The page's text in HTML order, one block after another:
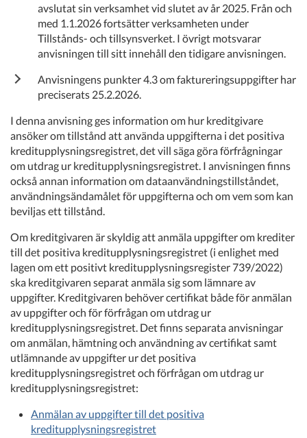
avslutat sin verksamhet vid slutet av år 2025. Från och
med 1.1.2026 fortsätter verksamheten under
Tillstånds- och tillsynsverket. I övrigt motsvarar
anvisningen till sitt innehåll den tidigare anvisningen.
Anvisningens punkter 4.3 om faktureringsuppgifter har
preciserats 25.2.2026.
I denna anvisning ges information om hur kreditgivare
ansöker om tillstånd att använda uppgifterna i det positiva
kreditupplysningsregistret, det vill säga göra förfrågningar
om utdrag ur kreditupplysningsregistret. I anvisningen finns
också annan information om dataanvändningstillståndet,
användningsändamålet för uppgifterna och om vem som kan
beviljas ett tillstånd.
Om kreditgivaren är skyldig att anmäla uppgifter om krediter
till det positiva kreditupplysningsregistret (i enlighet med
lagen om ett positivt kreditupplysningsregister 739/2022)
ska kreditgivaren separat anmäla sig som lämnare av
uppgifter. Kreditgivaren behöver certifikat både för anmälan
av uppgifter och för förfrågan om utdrag ur
kreditupplysningsregistret. Det finns separata anvisningar
om anmälan, hämtning och användning av certifikat samt
utlämnande av uppgifter ur det positiva
kreditupplysningsregistret och förfrågan om utdrag ur
kreditupplysningsregistret:
Anmälan av uppgifter till det positiva
kreditupplysningsregistret